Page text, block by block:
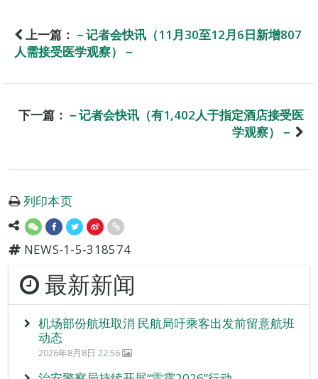
上一篇： －记者会快讯（11月30至12月6日新增807
人需接受医学观察）－
下一篇： －记者会快讯（有1,402人于指定酒店接受医
学观察）－
列印本页
NEWS-1-5-318574
最新新闻
机场部份航班取消 民航局吁乘客出发前留意航班
动态
2026年8月8日 22:56